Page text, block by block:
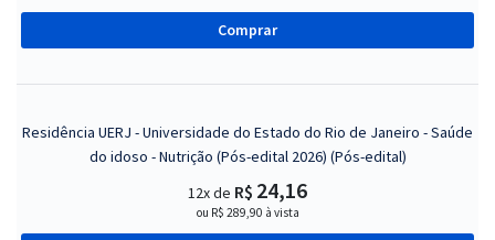
Comprar
Residência UERJ - Universidade do Estado do Rio de Janeiro - Saúde
do idoso - Nutrição (Pós-edital 2026) (Pós-edital)
12x de R$ 24,16
ou R$ 289,90 à vista